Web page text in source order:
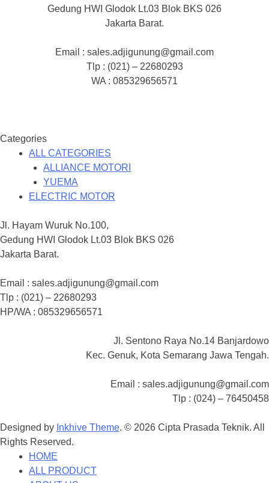
Gedung HWI Glodok Lt.03 Blok BKS 026
Jakarta Barat.
Email : sales.adjigunung@gmail.com
Tlp : (021) – 22680293
WA : 085329656571
Categories
ALL CATEGORIES
ALLIANCE MOTORI
YUEMA
ELECTRIC MOTOR
Jl. Hayam Wuruk No.100,
Gedung HWI Glodok Lt.03 Blok BKS 026
Jakarta Barat.
Email : sales.adjigunung@gmail.com
Tlp : (021) – 22680293
HP/WA : 085329656571
Jl. Sentono Raya No.14 Banjardowo
Kec. Genuk, Kota Semarang Jawa Tengah.
Email : sales.adjigunung@gmail.com
Tlp : (024) – 76450458
Designed by Inkhive Theme. © 2026 Cipta Prasada Teknik. All
Rights Reserved.
HOME
ALL PRODUCT